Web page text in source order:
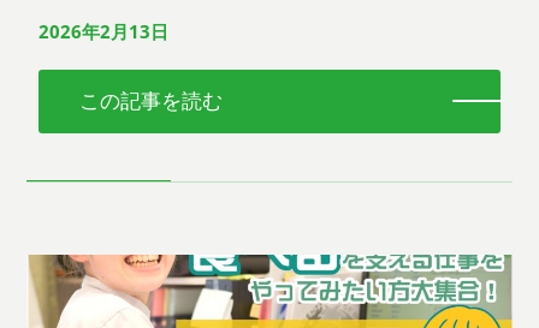
2026年2月13日
この記事を読む